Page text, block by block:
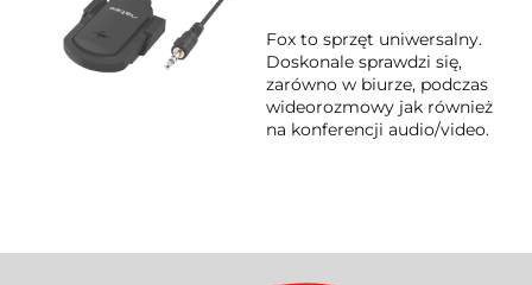
Fox to sprzęt uniwersalny.
Doskonale sprawdzi się,
zarówno w biurze, podczas
wideorozmowy jak również
na konferencji audio/video.